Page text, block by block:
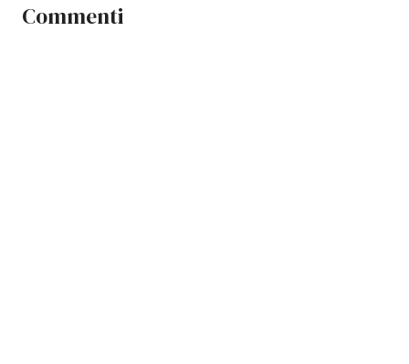
Commenti